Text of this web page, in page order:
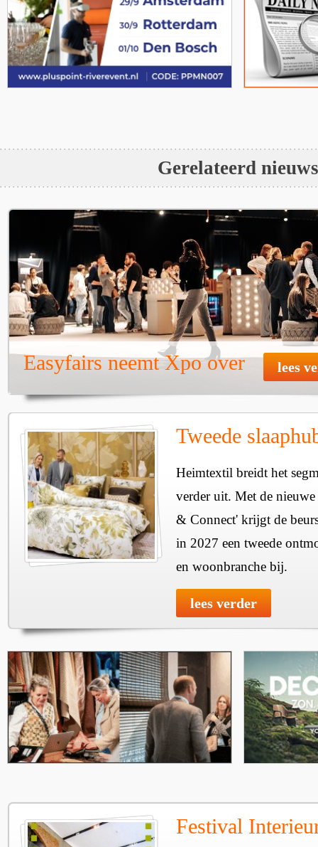
Gerelateerd nieuws
Easyfairs neemt Xpo over lees
Tweede
Heimtextil breidt het
verder uit. Met de
& Connect' krijgt de
in 2027 een tweede
en woonbranche bij.
lees verder
Festival